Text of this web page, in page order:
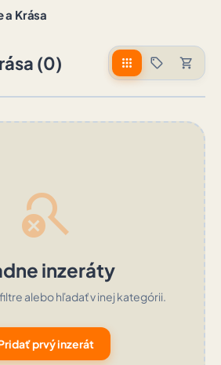
a Krása
(0) apps sell shopping_cart
search_off
inzeráty
alebo hľadať v inej kategórii.
prvý inzerát